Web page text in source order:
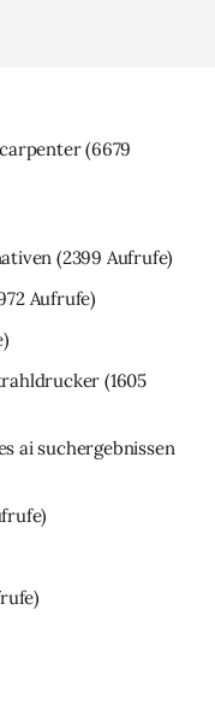
(6679
(2399 Aufrufe)
Aufrufe)
(1605
ai suchergebnissen